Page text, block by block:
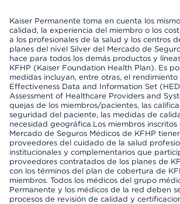
Kaiser Permanente toma en cuenta los
calidad, la experiencia del miembro o los
a los profesionales de la salud y los centros
planes del nivel Silver del Mercado de
hace para todos los demás productos y
KFHP (Kaiser Foundation Health Plan). Es
medidas incluyan, entre otras, el
Effectiveness Data and Information Set
Assessment of Healthcare Providers and
quejas de los miembros/pacientes, las
seguridad del paciente, las medidas de
necesidad geográfica.Los miembros inscritos
Mercado de Seguros Médicos de KFHP
proveedores del cuidado de la salud
institucionales y complementarios que
proveedores contratados de los planes de
con los términos del plan de cobertura de
miembros. Todos los médicos del grupo
Permanente y los médicos de la red deben
procesos de revisión de calidad y